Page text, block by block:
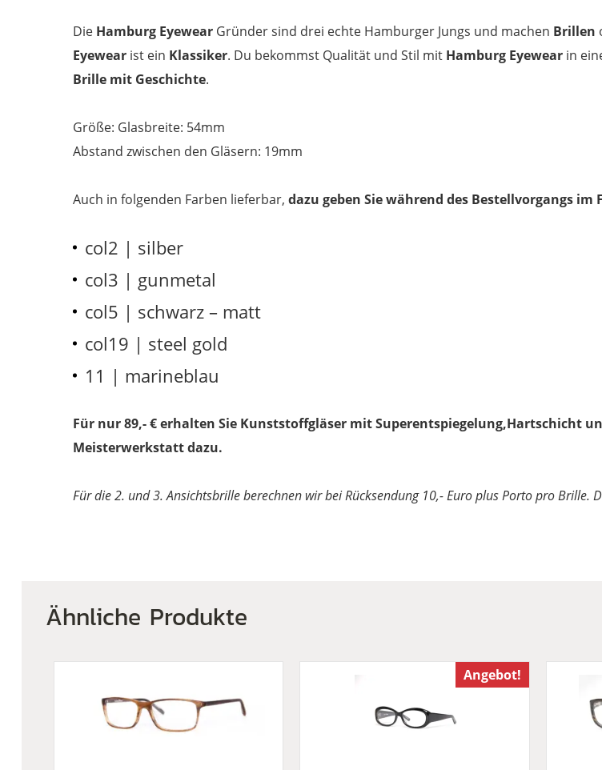
Die Hamburg Eyewear Gründer sind drei echte Hamburger Jungs und machen Brillen
Eyewear ist ein Klassiker. Du bekommst Qualität und Stil mit Hamburg Eyewear in
Brille mit Geschichte.
Größe: Glasbreite: 54mm
Abstand zwischen den Gläsern: 19mm
Auch in folgenden Farben lieferbar,dazu geben Sie während des Bestellvorgangs im
col2 | silber
col3 | gunmetal
col5 | schwarz – matt
col19 | steel gold
11 | marineblau
Für nur 89,- € erhalten Sie Kunststoffgläser mit Superentspiegelung,Hartschicht
Meisterwerkstatt dazu.
Für die 2. und 3. Ansichtsbrille berechnen wir bei Rücksendung 10,- Euro plus Porto pro Brille.
Ähnliche Produkte
Angebot!